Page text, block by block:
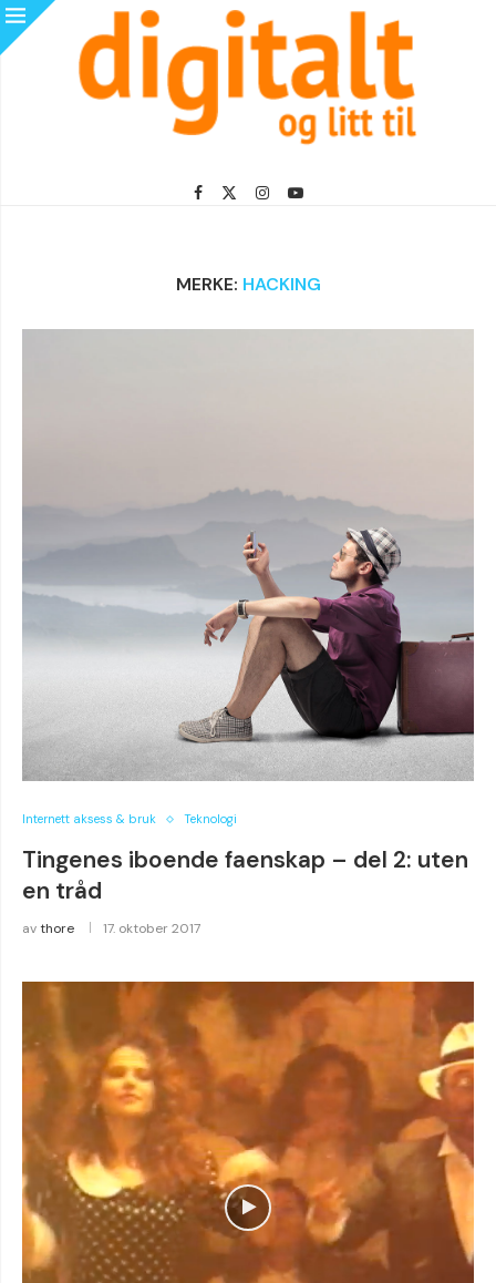
MERKE: HACKING
Internett aksess & bruk Teknologi
Tingenes iboende faenskap – del 2: uten
en tråd
avthore 17. oktober 2017